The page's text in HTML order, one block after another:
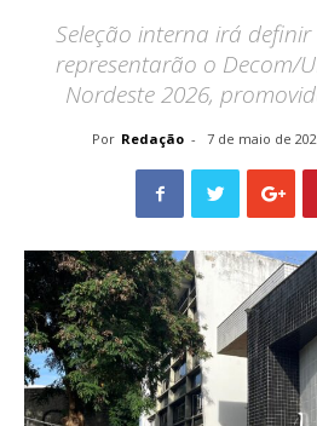
Seleção interna irá
representarão o Decom/
Nordeste 2026,
Por Redação - 7 de maio de